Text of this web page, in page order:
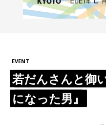
EVENT
若だんさんと御
になった男』